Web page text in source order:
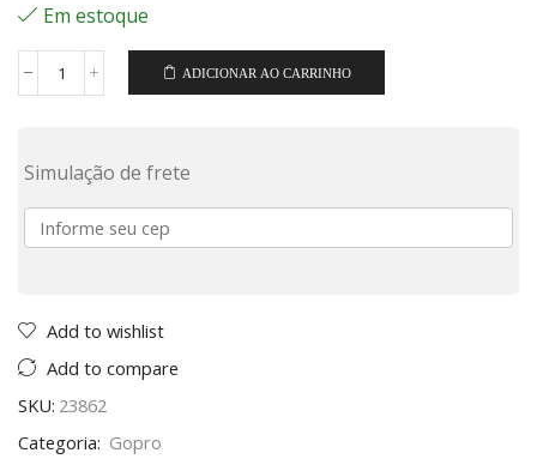
Em estoque
ADICIONAR AO CARRINHO
Simulação de frete
Add to wishlist
Add to compare
SKU: 23862
Categoria: Gopro